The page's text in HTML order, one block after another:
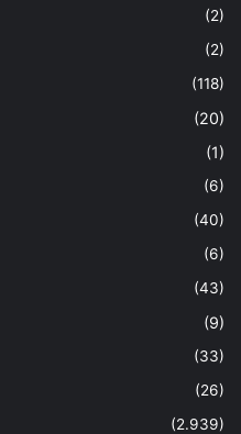
(2)
(2)
(118)
(20)
(1)
(6)
(40)
(6)
(43)
(9)
(33)
(26)
(2.939)